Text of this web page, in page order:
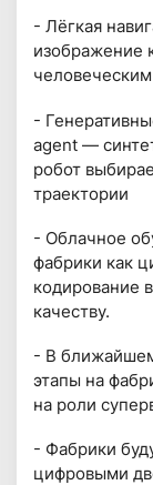
- Лёгкая
изображение
-
agent —
робот
траектории
- Облачное
фабрики как
кодирование
качеству.
- В
этапы на
на роли
- Фабрики
цифровыми